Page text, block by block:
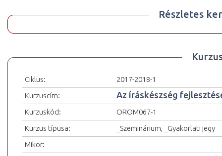
Részletes
Ciklus:
2017-2018-1
Kurzuscím:
Az íráskészség
Kurzuskód:
OROM067-1
Kurzus típusa:
_Szeminárium, _Gyakorlati jegy
Mikor: